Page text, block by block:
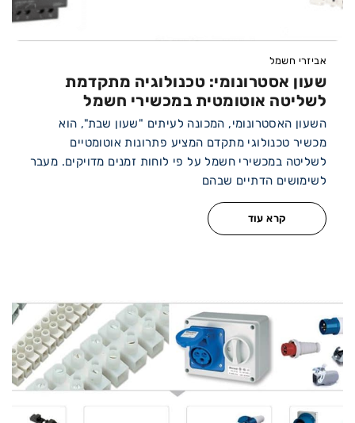
אביזרי חשמל
שעון אסטרונומי: טכנולוגיה מתקדמת
לשליטה אוטומטית במכשירי חשמל
השעון האסטרונומי, המכונה לעיתים "שעון שבת", הוא
מכשיר טכנולוגי מתקדם המציע פתרונות אוטומטיים
לשליטה במכשירי חשמל על פי לוחות זמנים מדויקים. מעבר
לשימושים הדתיים שבהם
קרא עוד